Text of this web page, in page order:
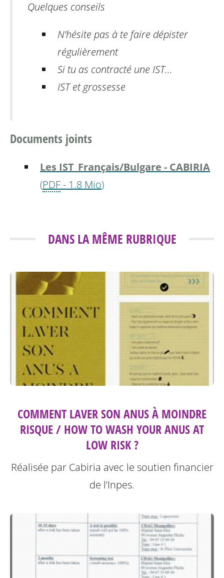
Quelques conseils
N’hésite pas à te faire dépister
régulièrement
Si tu as contracté une IST...
IST et grossesse
Documents joints
Les IST_Français/Bulgare - CABIRIA
(PDF- 1.8 Mio)
DANS LA MÊME RUBRIQUE
COMMENT LAVER SON ANUS À MOINDRE
RISQUE / HOW TO WASH YOUR ANUS AT
LOW RISK ?
Réalisée par Cabiria avec le soutien financier
de l’Inpes.